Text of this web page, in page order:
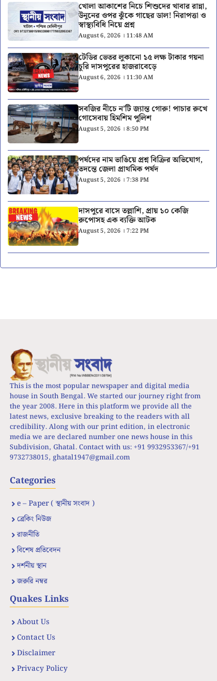
খোলা আকাশের নিচে শিশুদের খাবার রান্না,
উনুনের ওপর ঝুঁকে গাছের ডাল! নিরাপত্তা ও
স্বাস্থ্যবিধি নিয়ে প্রশ্ন
August 6, 2026 । 11:48 AM
টেডির ভেতর লুকানো ১৫ লক্ষ টাকার গয়না
চুরি দাসপুরের হাজরাবেড়ে
August 6, 2026 । 11:30 AM
সবজির নীচে ন’টি জ্যান্ত গোরু! পাচার রুখে
গোসেবায় হিমশিম পুলিশ
August 5, 2026 । 8:50 PM
পর্ষদের নাম ভাঙিয়ে প্রশ্ন বিক্রির অভিযোগ,
তদন্তে জেলা প্রাথমিক পর্ষদ
August 5, 2026 । 7:38 PM
দাসপুরে বাসে তল্লাশি, প্রায় ১০ কেজি
রুপোসহ এক ব্যক্তি আটক
August 5, 2026 । 7:22 PM
This is the most popular newspaper and digital media
house in South Bengal. We started our journey right from
the year 2008. Here in this platform we provide all the
latest news, exclusive breaking to the readers with all
credibility. Along with our print edition, in electronic
media we are declared number one news house in this
Subdivision, Ghatal. Contact with us: +91 9932953367/+91
9732738015, ghatal1947@gmail.com
Categories
e – Paper ( স্থানীয় সংবাদ )
ব্রেকিং নিউজ
রাজনীতি
বিশেষ প্রতিবেদন
দর্শনীয় স্থান
জরুরি নম্বর
Quakes Links
About Us
Contact Us
Disclaimer
Privacy Policy